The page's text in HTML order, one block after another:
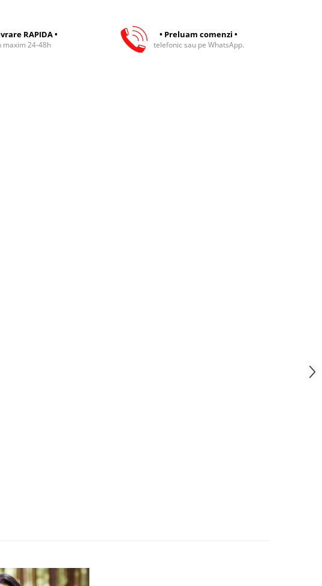
RAPIDA •
maxim 24-48h
• Preluam comenzi •
telefonic sau pe WhatsApp.